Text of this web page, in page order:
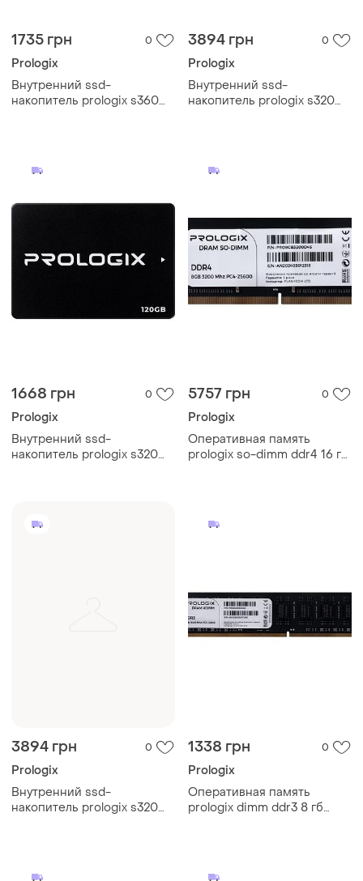
1735 грн 0
Prologix
Внутренний ssd-
накопитель prologix s360
3894 грн 0
Prologix
Внутренний ssd-
накопитель prologix s320
1668 грн 0
Prologix
Внутренний ssd-
накопитель prologix s320
5757 грн 0
Prologix
Оперативная память
prologix so-dimm ddr4 16 гб
3894 грн 0
Prologix
Внутренний ssd-
накопитель prologix s320
1338 грн 0
Prologix
Оперативная память
prologix dimm ddr3 8 гб